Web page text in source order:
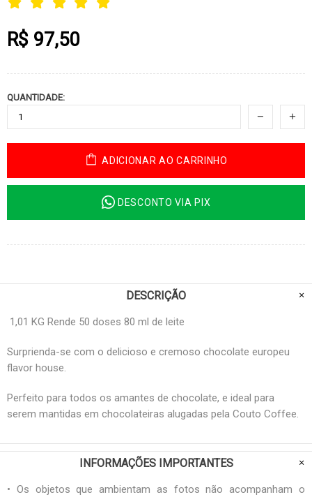
R$ 97,50
QUANTIDADE:
ADICIONAR AO CARRINHO
DESCONTO VIA PIX
DESCRIÇÃO
1,01 KG Rende 50 doses 80 ml de leite
Surprienda-se com o delicioso e cremoso chocolate europeu
flavor house.
Perfeito para todos os amantes de chocolate, e ideal para
serem mantidas em chocolateiras alugadas pela Couto Coffee.
INFORMAÇÕES IMPORTANTES
• Os objetos que ambientam as fotos não acompanham o